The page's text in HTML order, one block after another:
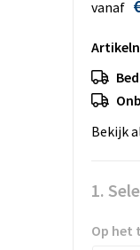
vanaf
Bekijk
1.
Op het